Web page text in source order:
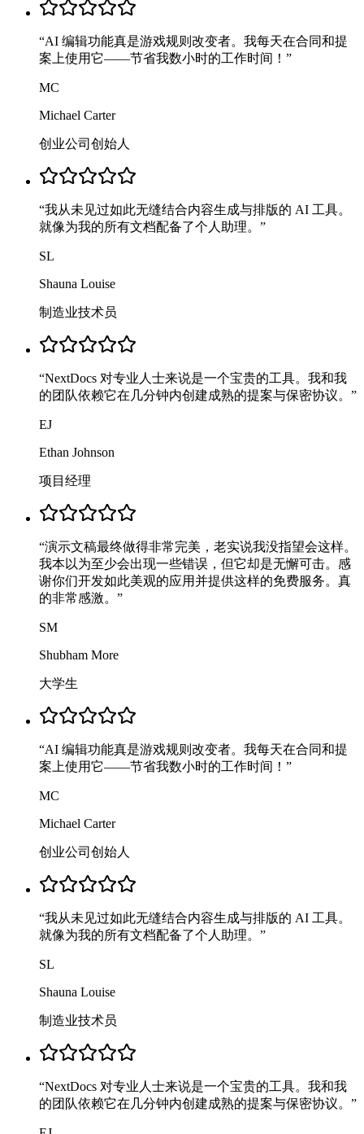
“AI 编辑功能真是游戏规则改变者。我每天在合同和提
案上使用它——节省我数小时的工作时间！ ”
MC
Michael Carter
创业公司创始人
“我从未见过如此无缝结合内容生成与排版的 AI 工具。
就像为我的所有文档配备了个人助理。 ”
SL
Shauna Louise
制造业技术员
“NextDocs 对专业人士来说是一个宝贵的工具。我和我
的团队依赖它在几分钟内创建成熟的提案与保密协议。 ”
EJ
Ethan Johnson
项目经理
“演示文稿最终做得非常完美，老实说我没指望会这样。
我本以为至少会出现一些错误，但它却是无懈可击。感
谢你们开发如此美观的应用并提供这样的免费服务。真
的非常感激。 ”
SM
Shubham More
大学生
“AI 编辑功能真是游戏规则改变者。我每天在合同和提
案上使用它——节省我数小时的工作时间！ ”
MC
Michael Carter
创业公司创始人
“我从未见过如此无缝结合内容生成与排版的 AI 工具。
就像为我的所有文档配备了个人助理。 ”
SL
Shauna Louise
制造业技术员
“NextDocs 对专业人士来说是一个宝贵的工具。我和我
的团队依赖它在几分钟内创建成熟的提案与保密协议。 ”